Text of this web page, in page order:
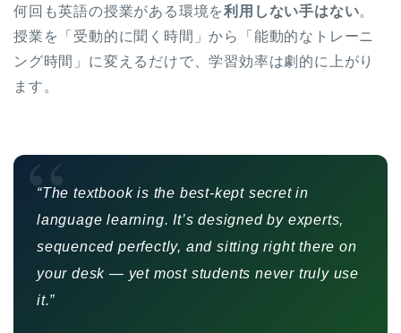
何回も英語の授業がある環境を利用しない手はない。
授業を「受動的に聞く時間」から「能動的なトレーニ
ング時間」に変えるだけで、学習効率は劇的に上がり
ます。
“
“The textbook is the best-kept secret in
language learning. It’s designed by experts,
sequenced perfectly, and sitting right there on
your desk — yet most students never truly use
it.”